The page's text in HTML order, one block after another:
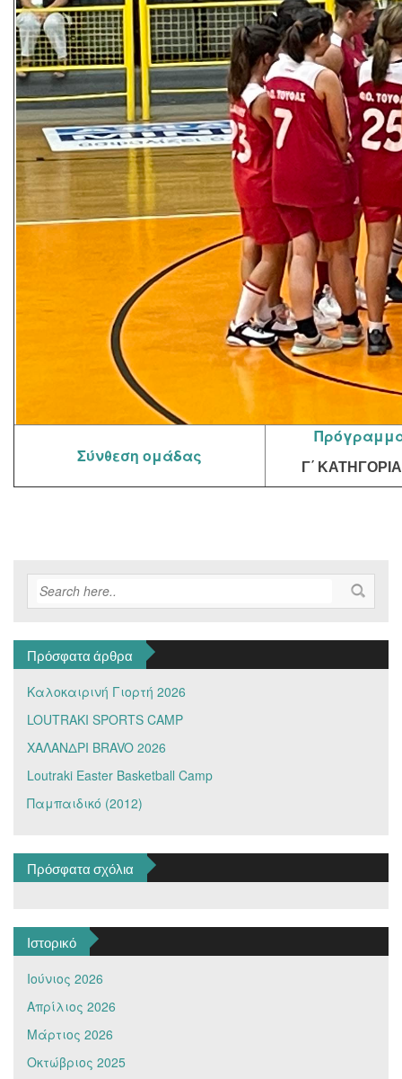
Σύνθεση ομάδας
Γ΄
Πρόσφατα άρθρα
Καλοκαιρινή Γιορτή 2026
LOUTRAKI SPORTS CAMP
ΧΑΛΑΝΔΡΙ BRAVO 2026
Loutraki Easter Basketball Camp
Παμπαιδικό (2012)
Πρόσφατα σχόλια
Ιστορικό
Ιούνιος 2026
Απρίλιος 2026
Μάρτιος 2026
Οκτώβριος 2025